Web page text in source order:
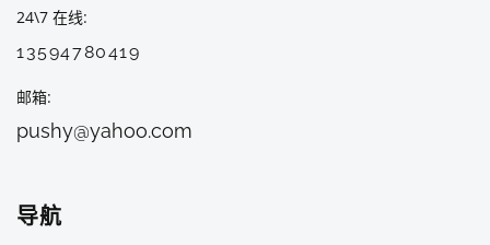
24\7 在线
13594780419
邮箱
pushy@yahoo.com
导航